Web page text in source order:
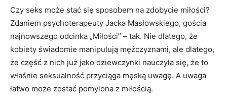
Czy seks może stać się sposobem na zdobycie miłości?
Zdaniem psychoterapeuty Jacka Masłowskiego, gościa
najnowszego odcinka „Miłości” – tak. Nie dlatego, że
kobiety świadomie manipulują mężczyznami, ale dlatego,
że część z nich już jako dziewczynki nauczyła się, że to
właśnie seksualność przyciąga męską uwagę. A uwaga
łatwo może zostać pomylona z miłością.